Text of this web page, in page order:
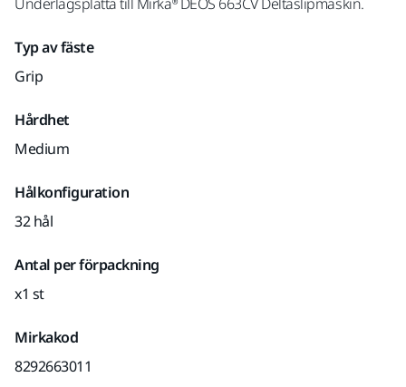
Typ av fäste
Grip
Hårdhet
Medium
Hålkonfiguration
32 hål
Antal per förpackning
x1 st
Mirkakod
8292663011